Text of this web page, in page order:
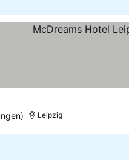
Leipzig